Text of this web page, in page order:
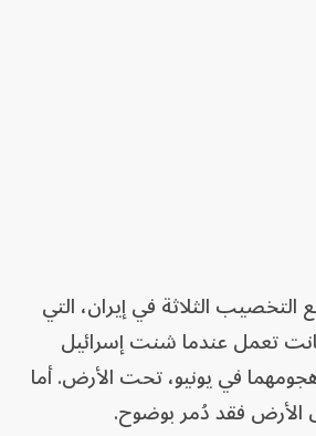
التخصيب الثلاثة في إيران، التي
تعمل عندما شنت إسرائيل
في يونيو، تحت الأرض. أما
الأرض فقد دُمر بوضوح.